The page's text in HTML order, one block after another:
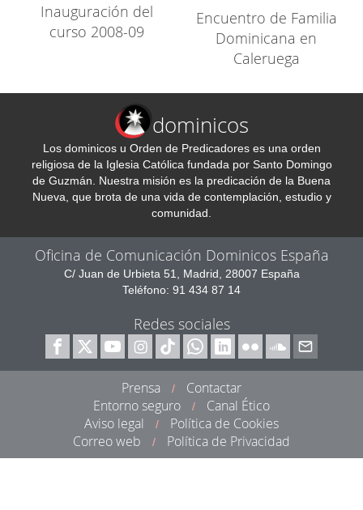
Inauguración del
curso 2008-09
Encuentro de Familia
Dominicana en
Caleruega
dominicos
Los dominicos u Orden de Predicadores es una orden
religiosa de la Iglesia Católica fundada por Santo Domingo
de Guzmán. Nuestra misión es la predicación de la Buena
Nueva, que brota de una vida de contemplación, estudio y
comunidad.
Oficina de Comunicación Dominicos España
C/ Juan de Urbieta 51, Madrid, 28007 España
Teléfono: 91 434 87 14
Redes sociales
Prensa /
Contactar
Entorno seguro
/
Canal Ético
Aviso legal
/
Política de Cookies
Correo web
/ Política de Privacidad